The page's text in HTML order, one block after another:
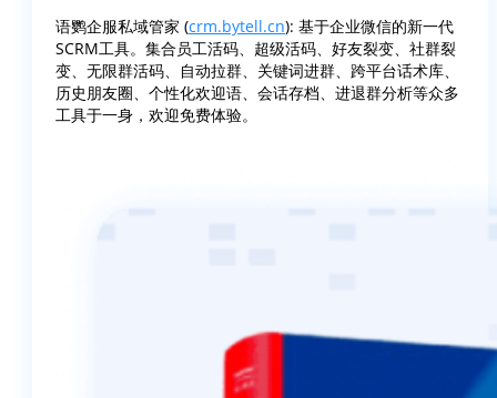
语鹦企服私域管家 (crm.bytell.cn): 基于企业微信的新一代
SCRM工具。集合员工活码、超级活码、好友裂变、社群裂
变、无限群活码、自动拉群、关键词进群、跨平台话术库、
历史朋友圈、个性化欢迎语、会话存档、进退群分析等众多
工具于一身，欢迎免费体验。